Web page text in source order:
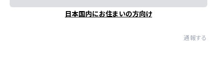
日本国内にお住まいの方向け
通報する